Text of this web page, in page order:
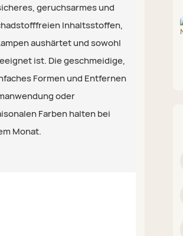
geruchsarmes und
Inhaltsstoffen,
aushärtet und sowohl
ist. Die geschmeidige,
Formen und Entfernen
oder
Farben halten bei
Monat.